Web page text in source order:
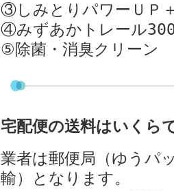
③しみとりパワーＵＰ
④みずあかトレール
⑤除菌・消臭クリー
宅配便の送料はいくら
業者は郵便局（ゆうパ
輸）となります。